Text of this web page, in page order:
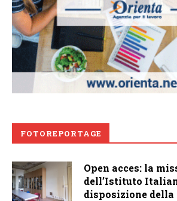
FOTOREPORTAGE
Open acces: la
dell’Istituto
disposizione della